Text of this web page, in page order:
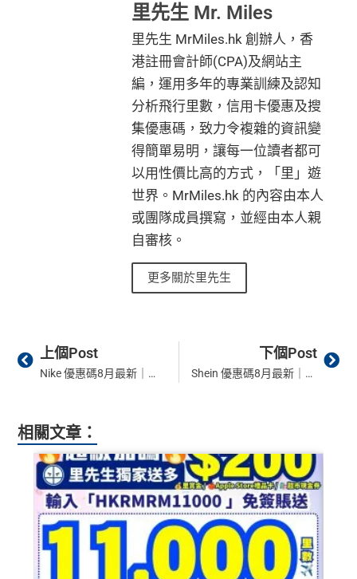
里先生 Mr. Miles
里先生 MrMiles.hk 創辦人，香
港註冊會計師(CPA)及網站主
編，運用多年的專業訓練及認知
分析飛行里數，信用卡優惠及搜
集優惠碼，致力令複雜的資訊變
得簡單易明，讓每一位讀者都可
以用性價比高的方式，「里」遊
世界。MrMiles.hk 的內容由本人
或團隊成員撰寫，並經由本人親
自審核。
更多關於里先生
Prev
上個Post
Nike 優惠碼8月最新｜信用卡推薦 優惠碼ptt滿HK$800即減HK$100！ 2026 promo code 更新！賺里數用Asia Miles信用卡
下個Post
Shein 優惠碼8月最新｜Shein 信用卡折扣 有優惠碼即享9折！ 2026 promo code 更新！
相關文章：